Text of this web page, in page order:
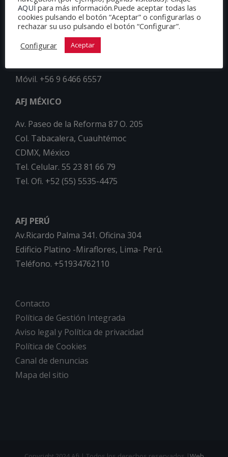
AFJ CHILE
Nueva los Leones 07 of 301A
Comuna: Providencia – Santiago
Móvil. +56 9 6466 6557
AFJ MÉXICO
Av. Paseo de la Reforma 87 O. 205
Col. Tabacalera, Cuauhtémoc
CDMX, México
Tel. Celular. 55 23 81 66 79
Tel. Ofi. +52 (55) 5535-4475
AFJ PERÚ
Av.Ricardo Palma 341. Oficina 304
Edificio Platino -Miraflores, Lima- Perú.
Teléfono. +51934762110
Contacto
Política de Gestión Integrada
Aviso legal y Política de privacidad
Política de Cookies
Canal de denuncias
Mapa del sitio
AQUÍ para más información.Puede aceptar todas las
cookies pulsando el botón “Aceptar” o configurarlas o
rechazar su uso pulsando el botón “Configurar”.
Configurar
Aceptar